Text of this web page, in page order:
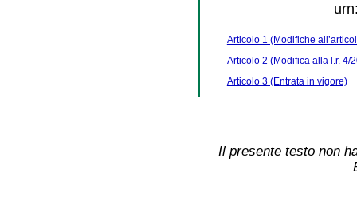
Articolo 1 (Modifiche
Articolo 2 (Modifica alla l.r. 4/
Articolo 3 (Entrata in vigore)
Il presente testo non